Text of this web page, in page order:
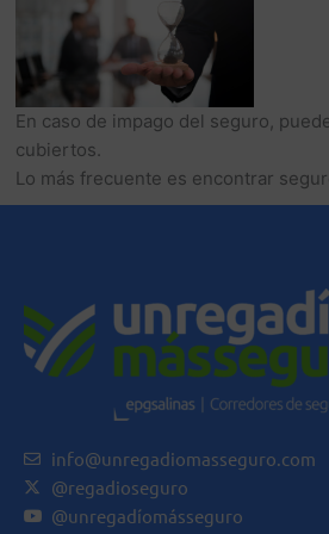
En caso de impago del seguro,
cubiertos.
Lo más frecuente es encontrar
info@unregadiomasseguro.com
@regadioseguro
@unregadíomásseguro